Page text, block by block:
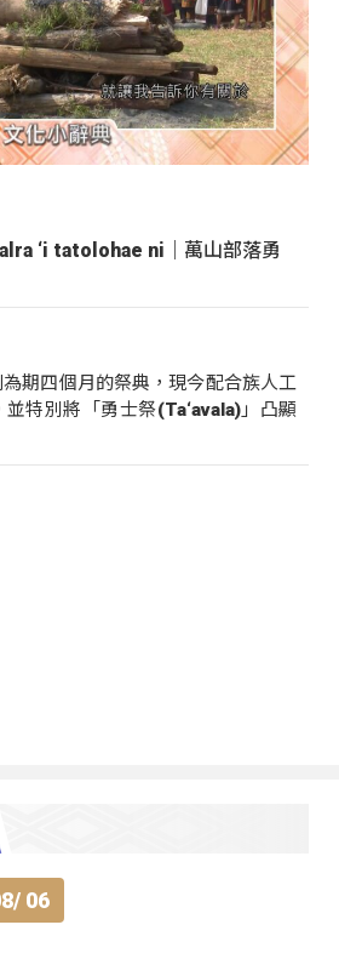
‘i tatolohae ni｜萬山部落勇
期四個月的祭典，現今配合族人工
特別將「勇士祭(Ta‘avala)」凸顯
06